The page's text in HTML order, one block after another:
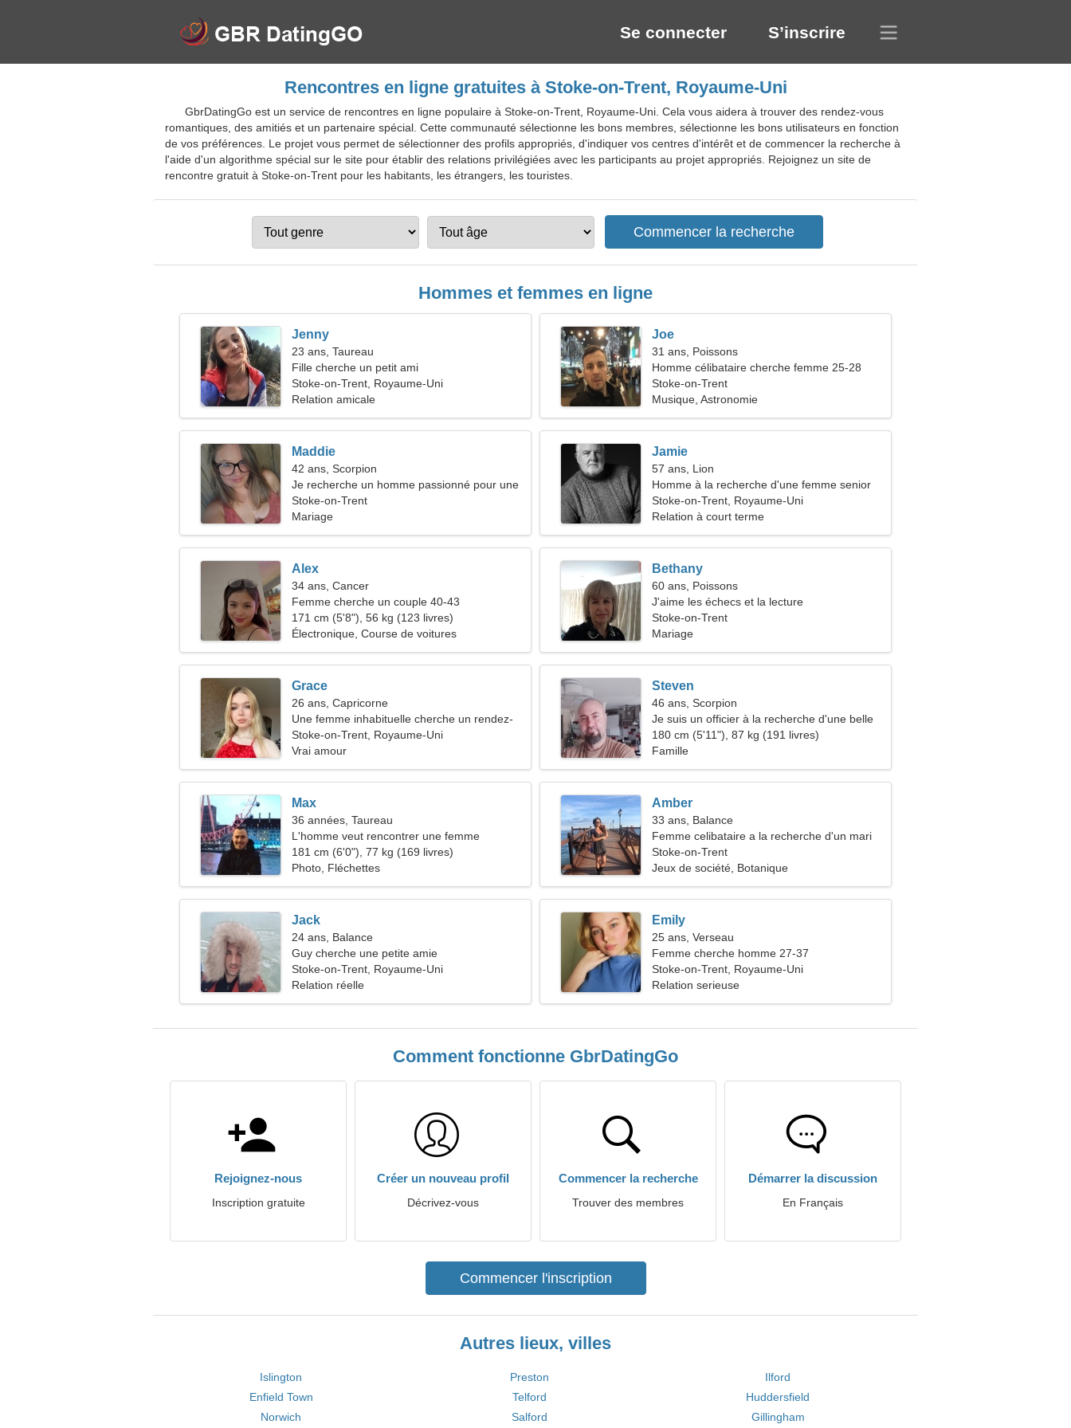
Se connecter S’inscrire
Rencontres en ligne gratuites à Stoke-on-Trent, Royaume-Uni
GbrDatingGo est un service de rencontres en ligne populaire à Stoke-on-Trent, Royaume-Uni. Cela vous aidera à trouver des rendez-vous
romantiques, des amitiés et un partenaire spécial. Cette communauté sélectionne les bons membres, sélectionne les bons utilisateurs en fonction
de vos préférences. Le projet vous permet de sélectionner des profils appropriés, d'indiquer vos centres d'intérêt et de commencer la recherche à
l'aide d'un algorithme spécial sur le site pour établir des relations privilégiées avec les participants au projet appropriés. Rejoignez un site de
rencontre gratuit à Stoke-on-Trent pour les habitants, les étrangers, les touristes.
Hommes et femmes en ligne
Jenny
23 ans, Taureau
Fille cherche un petit ami
Stoke-on-Trent, Royaume-Uni
Relation amicale
Joe
31 ans, Poissons
Homme célibataire cherche femme 25-28
Stoke-on-Trent
Musique, Astronomie
Maddie
42 ans, Scorpion
Je recherche un homme passionné pour une
randonnée
Stoke-on-Trent
Mariage
Jamie
57 ans, Lion
Homme à la recherche d'une femme senior
46-52
Stoke-on-Trent, Royaume-Uni
Relation à court terme
Alex
34 ans, Cancer
Femme cherche un couple 40-43
171 cm (5'8"), 56 kg (123 livres)
Électronique, Course de voitures
Bethany
60 ans, Poissons
J'aime les échecs et la lecture
Stoke-on-Trent
Mariage
Grace
26 ans, Capricorne
Une femme inhabituelle cherche un rendez-
vous
Stoke-on-Trent, Royaume-Uni
Vrai amour
Steven
46 ans, Scorpion
Je suis un officier à la recherche d'une belle
femme
180 cm (5'11"), 87 kg (191 livres)
Famille
Max
36 années, Taureau
L'homme veut rencontrer une femme
181 cm (6'0"), 77 kg (169 livres)
Photo, Fléchettes
Amber
33 ans, Balance
Femme celibataire a la recherche d'un mari
36-40
Stoke-on-Trent
Jeux de société, Botanique
Jack
24 ans, Balance
Guy cherche une petite amie
Stoke-on-Trent, Royaume-Uni
Relation réelle
Emily
25 ans, Verseau
Femme cherche homme 27-37
Stoke-on-Trent, Royaume-Uni
Relation serieuse
Comment fonctionne GbrDatingGo
Rejoignez-nous
Inscription gratuite
Créer un nouveau profil
Décrivez-vous
Commencer la recherche
Trouver des membres
Démarrer la discussion
En Français
Commencer l'inscription
Autres lieux, villes
Islington Preston
Ilford
Enfield Town
Telford
Huddersfield
Norwich
Salford Gillingham